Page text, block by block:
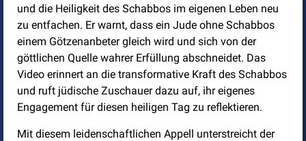
und die Heiligkeit des Schabbos im eigenen Leben neu
zu entfachen. Er warnt, dass ein Jude ohne Schabbos
einem Götzenanbeter gleich wird und sich von der
göttlichen Quelle wahrer Erfüllung abschneidet. Das
Video erinnert an die transformative Kraft des Schabbos
und ruft jüdische Zuschauer dazu auf, ihr eigenes
Engagement für diesen heiligen Tag zu reflektieren.
Mit diesem leidenschaftlichen Appell unterstreicht der